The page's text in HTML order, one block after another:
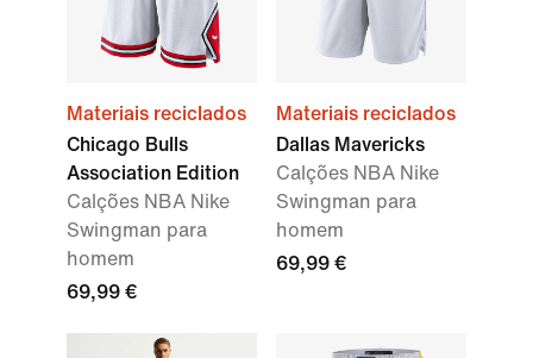
Materiais reciclados
Chicago Bulls
Association Edition
Calções NBA Nike
Swingman para
homem
69,99 €
Materiais reciclados
Dallas Mavericks
Calções NBA Nike
Swingman para
homem
69,99 €